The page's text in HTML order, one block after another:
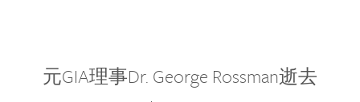
元GIA理事Dr. George Rossman逝去